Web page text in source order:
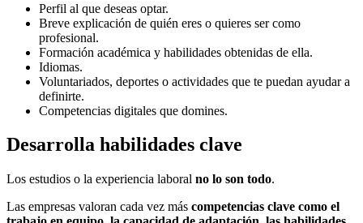
Perfil al que deseas optar.
Breve explicación de quién eres o quieres ser como
profesional.
Formación académica y habilidades obtenidas de ella.
Idiomas.
Voluntariados, deportes o actividades que te puedan ayudar a
definirte.
Competencias digitales que domines.
Desarrolla habilidades clave
Los estudios o la experiencia laboral no lo son todo.
Las empresas valoran cada vez más competencias clave como el